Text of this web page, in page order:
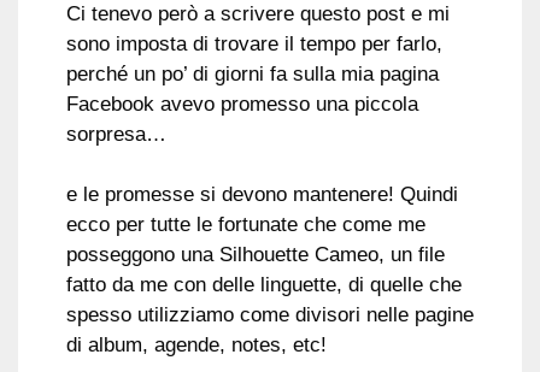
Ci tenevo però a scrivere questo post e mi
sono imposta di trovare il tempo per farlo,
perché un po’ di giorni fa sulla mia pagina
Facebook avevo promesso una piccola
sorpresa…
e le promesse si devono mantenere! Quindi
ecco per tutte le fortunate che come me
posseggono una Silhouette Cameo, un file
fatto da me con delle linguette, di quelle che
spesso utilizziamo come divisori nelle pagine
di album, agende, notes, etc!